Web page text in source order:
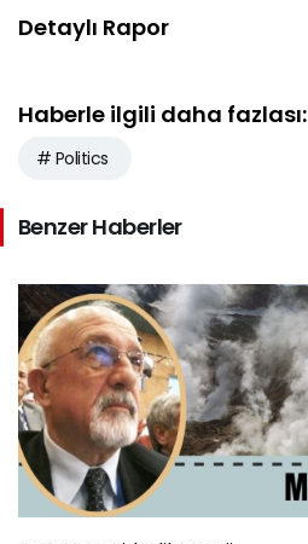
Detaylı Rapor
Haberle ilgili daha fazlası:
# Politics
Benzer Haberler